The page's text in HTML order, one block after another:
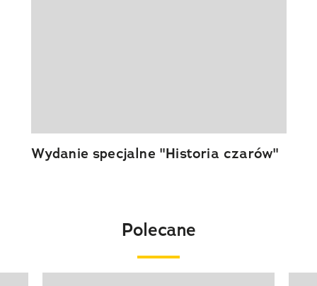
Wydanie specjalne "Historia czarów"
Polecane